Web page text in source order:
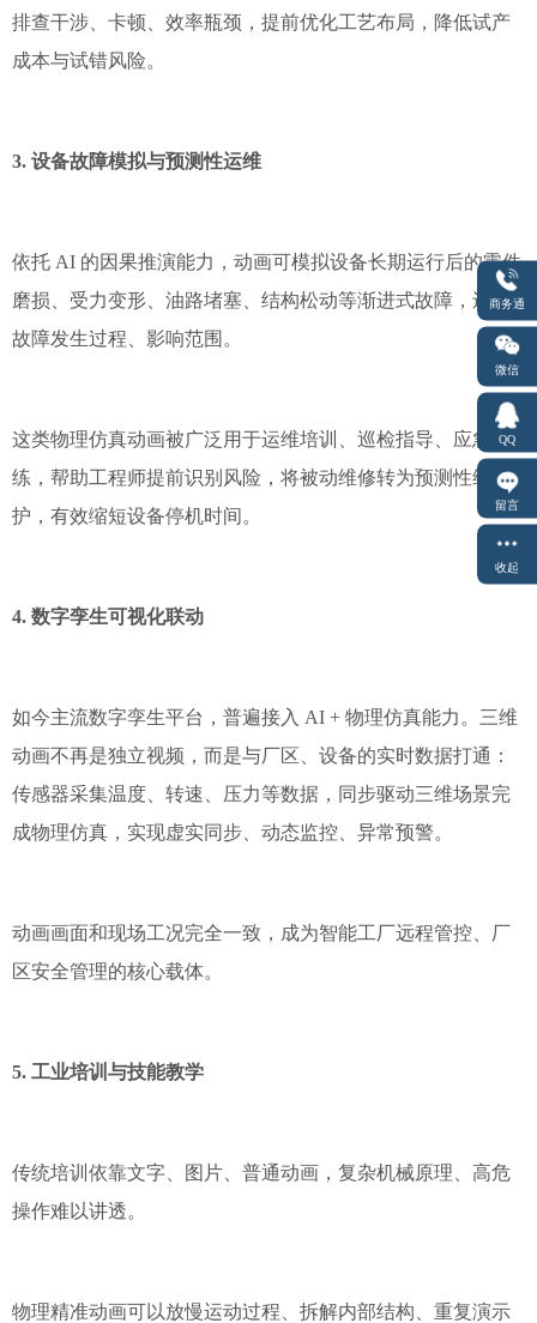
排查干涉、卡顿、效率瓶颈，提前优化工艺布局，降低试产
成本与试错风险。
3. 设备故障模拟与预测性运维
依托 AI 的因果推演能力，动画可模拟设备长期运行后的零件
磨损、受力变形、油路堵塞、结构松动等渐进式故障，还原
故障发生过程、影响范围。
这类物理仿真动画被广泛用于运维培训、巡检指导、应急演
练，帮助工程师提前识别风险，将被动维修转为预测性维
护，有效缩短设备停机时间。
4. 数字孪生可视化联动
如今主流数字孪生平台，普遍接入 AI + 物理仿真能力。三维
动画不再是独立视频，而是与厂区、设备的实时数据打通：
传感器采集温度、转速、压力等数据，同步驱动三维场景完
成物理仿真，实现虚实同步、动态监控、异常预警。
动画画面和现场工况完全一致，成为智能工厂远程管控、厂
区安全管理的核心载体。
5. 工业培训与技能教学
传统培训依靠文字、图片、普通动画，复杂机械原理、高危
操作难以讲透。
物理精准动画可以放慢运动过程、拆解内部结构、重复演示
商务通
微信
QQ
留言
收起